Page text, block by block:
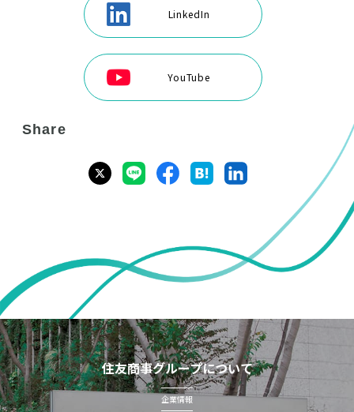
LinkedIn
YouTube
Share
住友商事グループについて
企業情報